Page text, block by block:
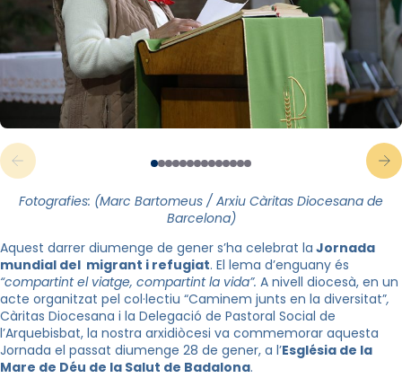
Fotografies: (Marc Bartomeus / Arxiu Càritas Diocesana de
Barcelona)
Aquest darrer diumenge de gener s’ha celebrat la Jornada
mundial del migrant i refugiat. El lema d’enguany és
“compartint el viatge, compartint la vida”. A nivell diocesà, en un
acte organitzat pel col·lectiu “Caminem junts en la diversitat”,
Càritas Diocesana i la Delegació de Pastoral Social de
l’Arquebisbat, la nostra arxidiòcesi va commemorar aquesta
Jornada el passat diumenge 28 de gener, a l’Església de la
Mare de Déu de la Salut de Badalona.